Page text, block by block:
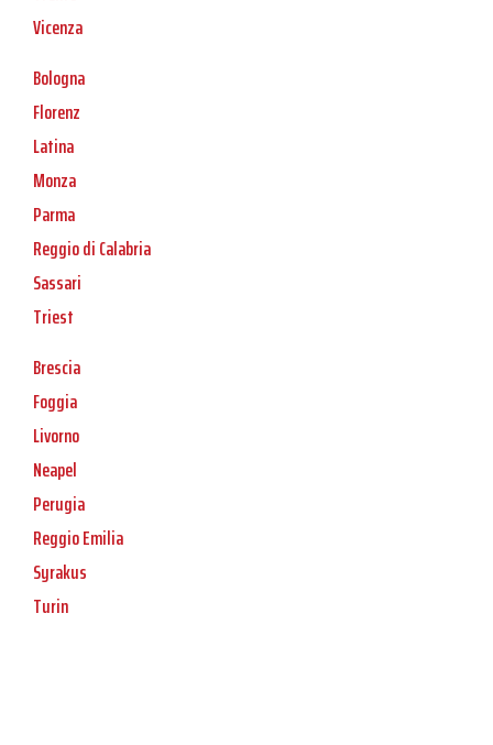
Vicenza
Bologna
Florenz
Latina
Monza
Parma
Reggio di Calabria
Sassari
Triest
Brescia
Foggia
Livorno
Neapel
Perugia
Reggio Emilia
Syrakus
Turin